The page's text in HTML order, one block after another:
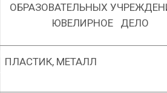
ОБРАЗОВАТЕЛЬНЫХ
ЮВЕЛИРНОЕ ДЕЛО
ПЛАСТИК, МЕТАЛЛ